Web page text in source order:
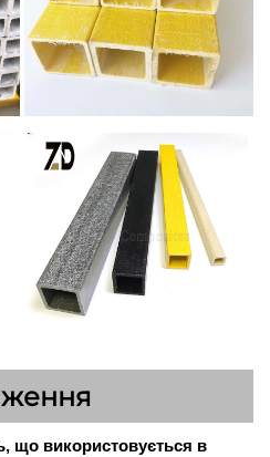
що використовується в